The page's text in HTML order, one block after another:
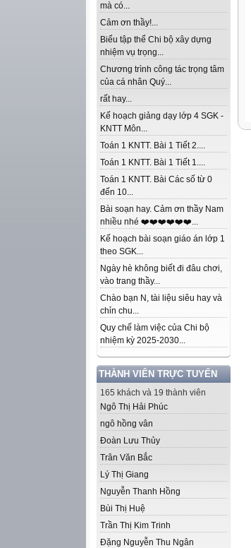
mà có...
Cảm ơn thầy!...
Biểu tập thể Chi bộ xây dựng
nhiệm vụ trọng...
Chương trình công tác trọng tâm
của cá nhân Quý...
rất hay...
Kế hoạch giảng dạy lớp 4 SGK -
KNTT Môn...
Toán 1 KNTT. Bài 1 Tiết 2....
Toán 1 KNTT. Bài 1 Tiết 1....
Toán 1 KNTT. Bài Các số từ 0
đến 10...
Bài soạn hay. Cảm ơn thầy Nam
nhiều nhé ❤️❤️❤️❤️❤️❤️...
Kế hoạch bài soạn giáo án lớp 1
theo SGK...
Ngày hè không biết đi đâu chơi,
vào trang thầy...
Chào bạn N, tài liệu siêu hay và
chỉn chu...
Quy chế làm việc của Chi bộ
nhiệm kỳ 2025-2030...
THÀNH VIÊN TRỰC TUYẾN
165 khách và 19 thành viên
Ngô Thị Hải Phúc
ngô hồng vân
Đoàn Lưu Thủy
Trân Văn Bắc
Lý Thị Giang
Nguyễn Thanh Hồng
Bùi Thị Huệ
Trần Thị Kim Trinh
Đặng Nguyễn Thu Ngân